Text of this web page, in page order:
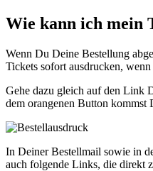
Wie kann ich mein
Wenn Du Deine Bestellung
Tickets sofort ausdrucken,
Gehe dazu gleich auf den Link
dem orangenen Button kommst
In Deiner Bestellmail sowie in
auch folgende Links, die direkt